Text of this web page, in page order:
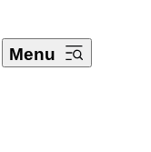
Menu